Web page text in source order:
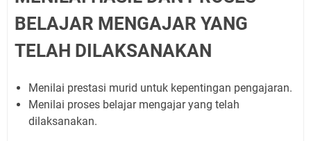
BELAJAR MENGAJAR YANG
TELAH DILAKSANAKAN
Menilai prestasi murid untuk kepentingan pengajaran.
Menilai proses belajar mengajar yang telah
dilaksanakan.